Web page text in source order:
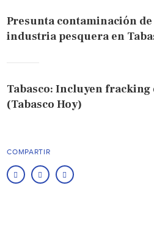
Presunta contaminación de
industria pesquera en
Tabasco: Incluyen fracking
(Tabasco Hoy)
COMPARTIR